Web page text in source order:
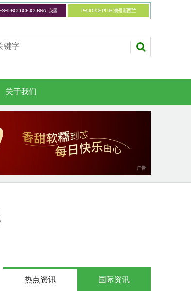
PRODUCE JOURNAL 英国 PRODUCE PLUS 澳洲-新西兰
关于我们
热点资讯 国际资讯